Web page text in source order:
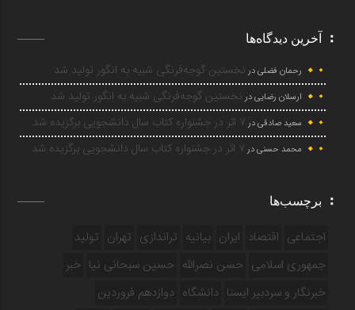
آخرین دیدگاه‌ها
رحمان فضلیدر نخستین گوجه‌فرنگی شبیه به انگور تولید شد
ارسلان رضاییدر نخستین گوجه‌فرنگی شبیه به انگور تولید شد
سعید صادقیدر ۷ اثر در جشنواره کتاب سال دانشجویی برگزیده شد
محمد حسنیدر ۷ اثر در جشنواره کتاب سال دانشجویی برگزیده شد
برچسب‌ها
اجتماعی اقتصاد ایران بیانیه تراندازی تهران تولید
جمهوری اسلامی حسن نصرالله حسین سبحانی نیا خبر
خبرنگار و سردبیر ایسنا دانشگاه دوازدهم فروردین‌